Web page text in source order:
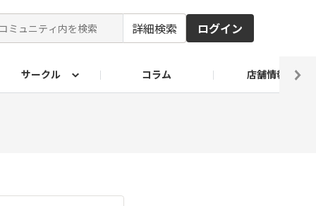
詳細検索 ログイン
サークル コラム 店舗情報